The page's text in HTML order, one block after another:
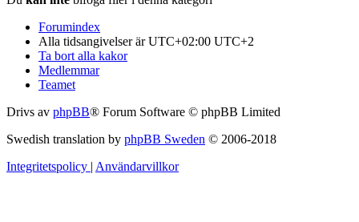
Forumindex
Alla tidsangivelser är UTC+02:00 UTC+2
Ta bort alla kakor
Medlemmar
Teamet
Drivs av phpBB® Forum Software © phpBB Limited
Swedish translation by phpBB Sweden © 2006-2018
Integritetspolicy | Användarvillkor